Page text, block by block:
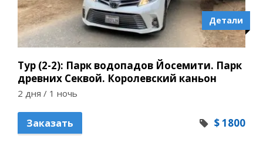
Детали
Тур (2-2): Парк водопадов Йосемити. Парк
древних Секвой. Королевский каньон
2 дня / 1 ночь
Заказать $ 1800